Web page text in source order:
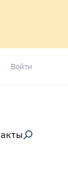
Войти